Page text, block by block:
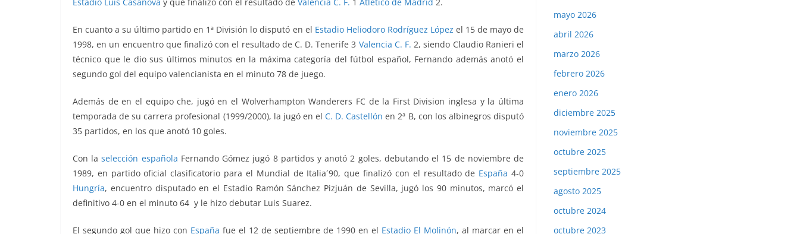
Estadio Luis Casanova y que finalizó con el resultado de Valencia C. F. 1 Atlético de Madrid 2.
En cuanto a su último partido en 1ª División lo disputó en el Estadio Heliodoro Rodríguez López el 15 de mayo de
1998, en un encuentro que finalizó con el resultado de C. D. Tenerife 3 Valencia C. F. 2, siendo Claudio Ranieri el
técnico que le dio sus últimos minutos en la máxima categoría del fútbol español, Fernando además anotó el
segundo gol del equipo valencianista en el minuto 78 de juego.
Además de en el equipo che, jugó en el Wolverhampton Wanderers FC de la First Division inglesa y la última
temporada de su carrera profesional (1999/2000), la jugó en el C. D. Castellón en 2ª B, con los albinegros disputó
35 partidos, en los que anotó 10 goles.
Con laselección española Fernando Gómez jugó 8 partidos y anotó 2 goles, debutando el 15 de noviembre de
1989, en partido oficial clasificatorio para el Mundial de Italia´90, que finalizó con el resultado de España 4-0
Hungría, encuentro disputado en el Estadio Ramón Sánchez Pizjuán de Sevilla, jugó los 90 minutos, marcó el
definitivo 4-0 en el minuto 64 y le hizo debutar Luis Suarez.
El segundo gol que hizo con España fue el 12 de septiembre de 1990 en el Estadio El Molinón, al marcar en el
mayo 2026
abril 2026
marzo 2026
febrero 2026
enero 2026
diciembre 2025
noviembre 2025
octubre 2025
septiembre 2025
agosto 2025
octubre 2024
octubre 2023